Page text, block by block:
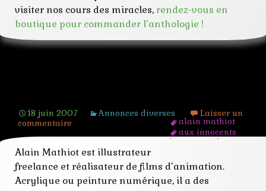
visiter nos cours des miracles, rendez-vous en
boutique pour commander l’anthologie !
18 juin 2007 Annonces diverses
alain mathiot
aux innocents
les mains pleines
horrifique
illustrateur
nuits d'almor
Laisser un
commentaire
Alain Mathiot est illustrateur
freelance et réalisateur de films d’animation.
Acrylique ou peinture numérique, il a des